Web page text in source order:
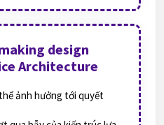
ảnh hưởng tới quyết
design
Architecture